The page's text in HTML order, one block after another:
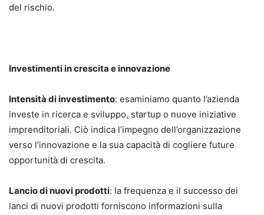
del rischio.
Investimenti in crescita e innovazione
Intensità di investimento: esaminiamo quanto l’azienda
investe in ricerca e sviluppo, startup o nuove iniziative
imprenditoriali. Ciò indica l’impegno dell’organizzazione
verso l’innovazione e la sua capacità di cogliere future
opportunità di crescita.
Lancio di nuovi prodotti: la frequenza e il successo dei
lanci di nuovi prodotti forniscono informazioni sulla